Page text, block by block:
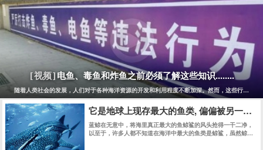
[视频]电鱼、毒鱼和炸鱼之前必须了解这些知识........
随着人类社会的发展，人们对于各种海洋资源的开发和利用程度不断加深。然而，这些行为也
它是地球上现存最大的鱼类, 偏偏被另一种
蓝鲸在无意中，将海里真正最大的鱼鲸鲨的风头抢得一干二净，
以至于，许多人都不知道在海洋中最大的鱼类是鲸鲨，虽然鲸鲨